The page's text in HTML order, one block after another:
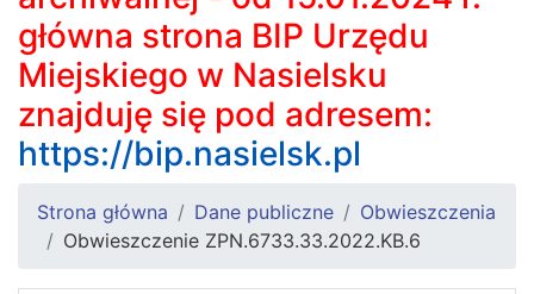
główna strona BIP Urzędu
Miejskiego w Nasielsku
znajduję się pod adresem:
https://bip.nasielsk.pl
Strona główna Dane publiczne
Obwieszczenia
Obwieszczenie ZPN.6733.33.2022.KB.6